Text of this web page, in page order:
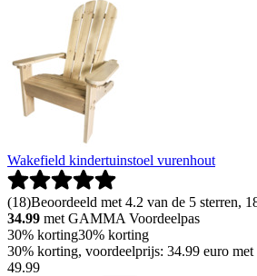
Wakefield kindertuinstoel vurenhout
(18)Beoordeeld met 4.2 van de 5 sterren,
34.99 met GAMMA Voordeelpas
30% korting30% korting
30% korting, voordeelprijs: 34.99 euro
49.99